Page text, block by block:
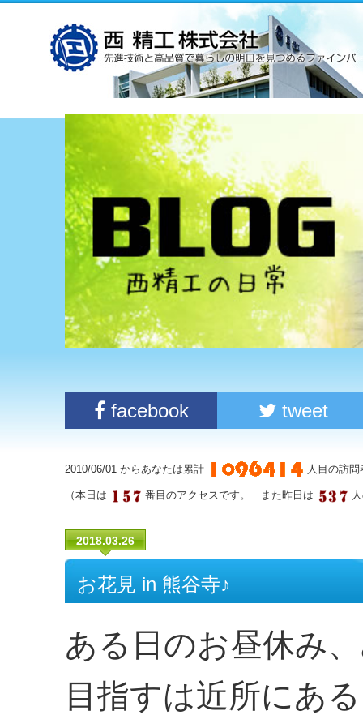
facebook tweet
2010/06/01 からあなたは累計 人目の訪
（本日は 番目のアクセスです。 また昨日は
2018.03.26
お花見 in 熊谷寺♪
ある日のお昼休み
目指すは近所にあ